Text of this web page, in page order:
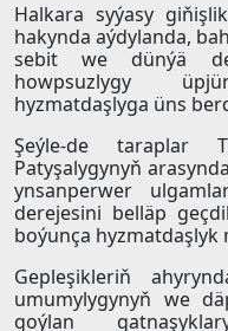
Halkara syýasy
hakynda aýdylanda,
sebit we dünýä
howpsuzlygy
hyzmatdaşlyga üns
Şeýle-de taraplar
Patyşalygynyň
ynsanperwer
derejesini belläp
boýunça hyzmatdaşlyk
Gepleşikleriň
umumylygynyň we
goýlan